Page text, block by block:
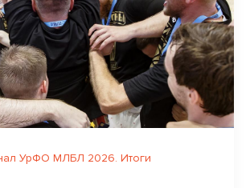
УрФО МЛБЛ 2026. Итоги